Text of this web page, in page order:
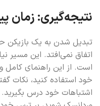
نتیجه‌گیری: زمان
تبدیل شدن به یک بازیکن
اتفاق نمی‌افتد. این مسیر
است. از این راهنمای کامل
خود استفاده کنید، نکات
اشتباهات خود درس بگیرید.